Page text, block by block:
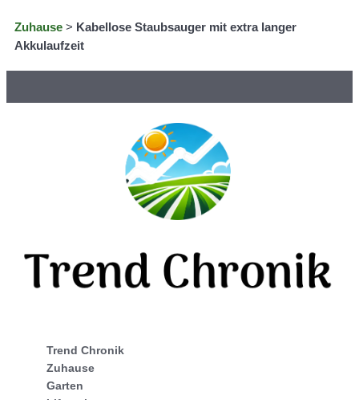
Zuhause > Kabellose Staubsauger mit extra langer
Akkulaufzeit
Trend Chronik
Zuhause
Garten